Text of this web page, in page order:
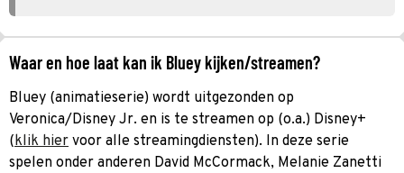
Waar en hoe laat kan ik Bluey kijken/streamen?
Bluey (animatieserie) wordt uitgezonden op
Veronica/Disney Jr. en is te streamen op (o.a.) Disney+
(klik hier voor alle streamingdiensten). In deze serie
spelen onder anderen David McCormack, Melanie Zanetti